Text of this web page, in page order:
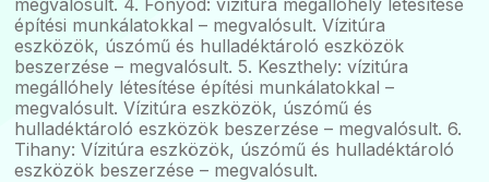
megvalósult. 4. Fonyód: vízitúra megállóhely létesítése
építési munkálatokkal – megvalósult. Vízitúra
eszközök, úszómű és hulladéktároló eszközök
beszerzése – megvalósult. 5. Keszthely: vízitúra
megállóhely létesítése építési munkálatokkal –
megvalósult. Vízitúra eszközök, úszómű és
hulladéktároló eszközök beszerzése – megvalósult. 6.
Tihany: Vízitúra eszközök, úszómű és hulladéktároló
eszközök beszerzése – megvalósult.